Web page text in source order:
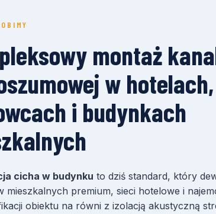
montaż
w hotelach,
i budynkach
cicha w budynku to dziś standard, który
mieszkalnych premium, sieci hotelowe i
obiektu na równi z izolacją akustyczną